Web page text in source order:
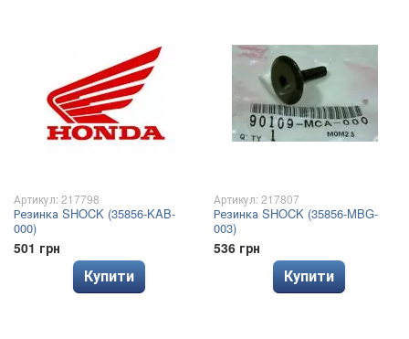
Артикул: 217798
Резинка SHOCK (35856-KAB-
000)
501 грн
Купити
Артикул: 217807
Резинка SHOCK (35856-MBG-
003)
536 грн
Купити